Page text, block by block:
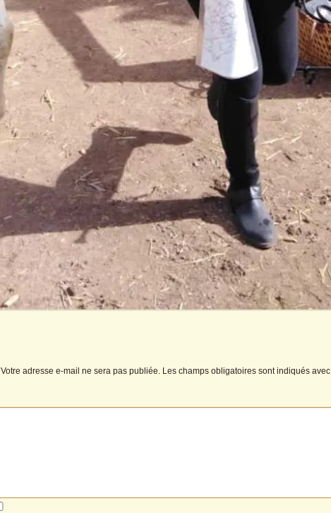
Votre adresse e-mail ne sera pas publiée. Les champs obligatoires sont indiqués avec